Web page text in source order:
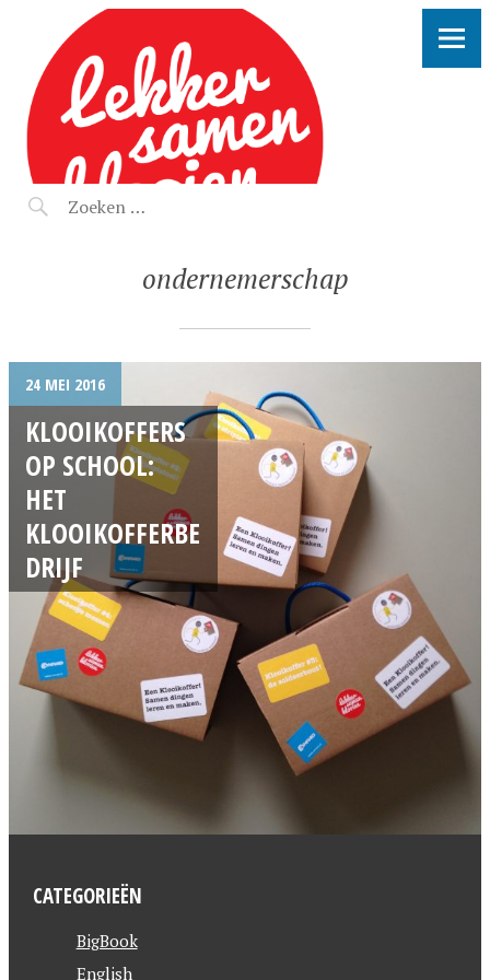
LEKKER SAMEN KLOOIEN
ondernemerschap
24 MEI 2016
KLOOIKOFFERS
OP SCHOOL:
HET
KLOOIKOFFERBE
DRIJF
CATEGORIEËN
BigBook
English